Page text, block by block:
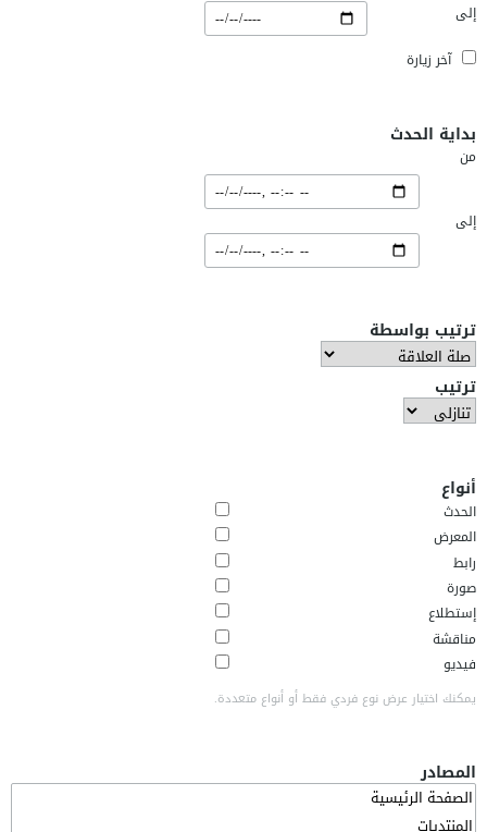
إلى
آخر زيارة
بداية الحدث
من
إلى
ترتيب بواسطة
ترتيب
أنواع
الحدث
المعرض
رابط
صورة
إستطلاع
مناقشة
فيديو
يمكنك اختيار عرض نوع فردي فقط أو أنواع متعددة.
المصادر